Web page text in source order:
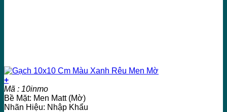
+
Mã : 10inmo
Bề Mặt: Men Matt (Mờ)
Nhãn Hiệu: Nhập Khẩu